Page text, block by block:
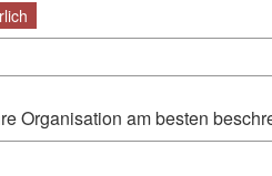
Organisation am besten